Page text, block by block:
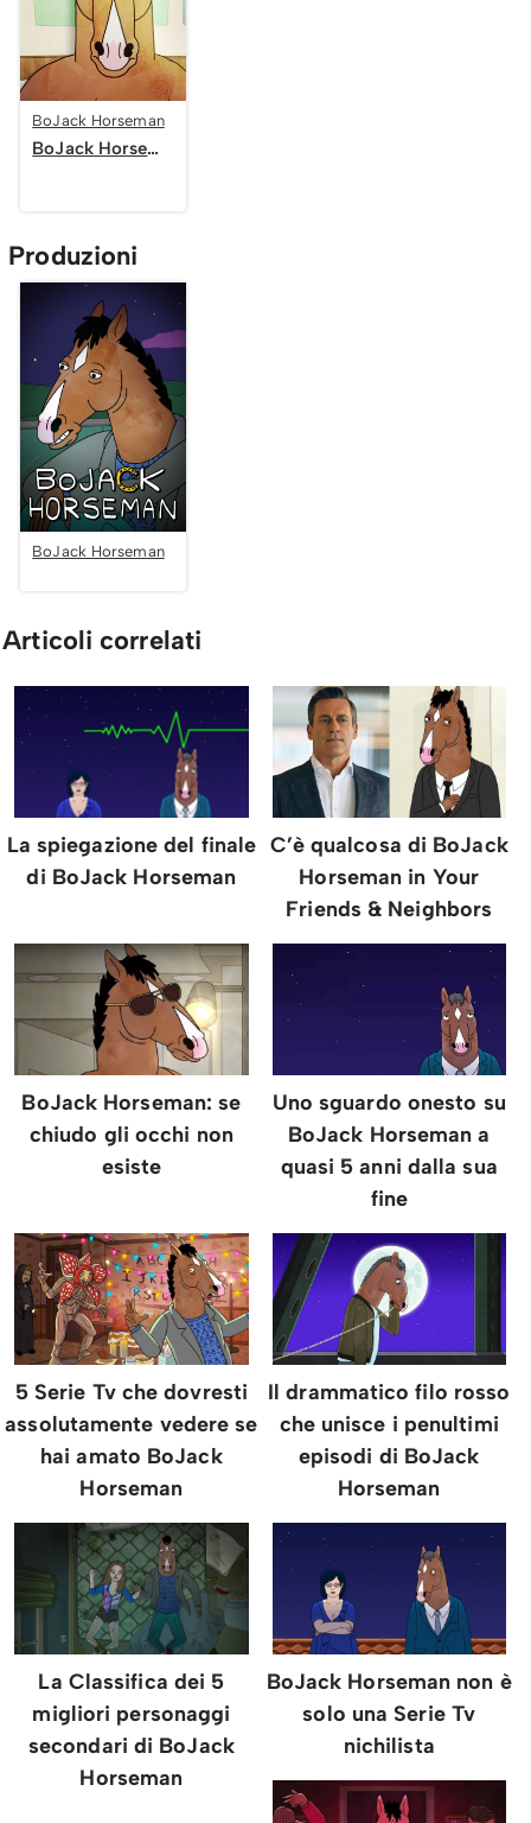
BoJack Horseman
BoJack Horseman
Produzioni
BoJack Horseman
Articoli correlati
La spiegazione del finale
di BoJack Horseman
C’è qualcosa di BoJack
Horseman in Your
Friends & Neighbors
BoJack Horseman: se
chiudo gli occhi non
esiste
Uno sguardo onesto su
BoJack Horseman a
quasi 5 anni dalla sua
fine
5 Serie Tv che dovresti
assolutamente vedere se
hai amato BoJack
Horseman
Il drammatico filo rosso
che unisce i penultimi
episodi di BoJack
Horseman
La Classifica dei 5
migliori personaggi
secondari di BoJack
Horseman
BoJack Horseman non è
solo una Serie Tv
nichilista